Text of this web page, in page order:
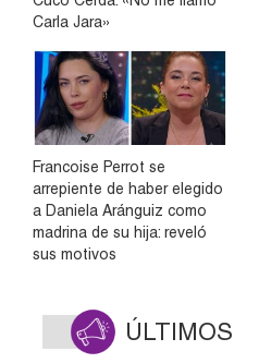
Carla Jara»
Francoise Perrot se
arrepiente de haber elegido
a Daniela Aránguiz como
madrina de su hija: reveló
sus motivos
ÚLTIMOS